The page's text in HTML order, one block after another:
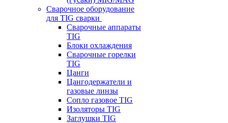
Сварочное оборудование
для TIG сварки
Сварочные аппараты
TIG
Блоки охлаждения
Сварочные горелки
TIG
Цанги
Цангодержатели и
газовые линзы
Сопло газовое TIG
Изоляторы TIG
Заглушки TIG